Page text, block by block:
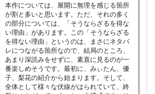
本作については、展開に無理を感じる箇所
が割と多いと思います。ただ、それの多く
の部分については、「そうならざるを得な
い理由」があります。この「そうならざる
を得ない理由」というのは、まさにネタバ
レにつながる箇所なので、結局のところ、
あまり深読みをせずに、素直に見るのが一
番楽しめそうです。最初に、みぃたん、優
子、梨花の紹介から始まります。そして、
全体として様々な伏線がはられていて、終